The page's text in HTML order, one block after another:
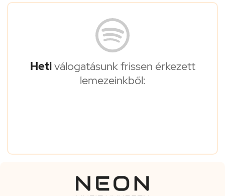
Hetiválogatásunk frissen érkezett
lemezeinkből: